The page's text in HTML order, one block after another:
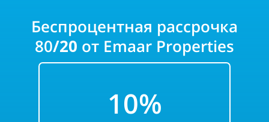
Беспроцентная рассрочка
80/20 от Emaar Properties
10%